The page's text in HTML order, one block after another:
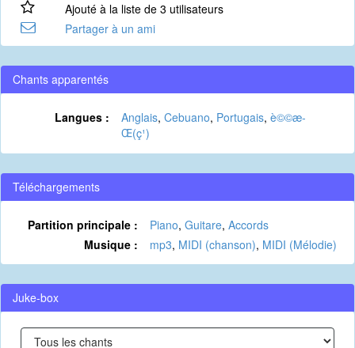
Ajouté à la liste de 3 utilisateurs
Partager à un ami
Chants apparentés
Langues : Anglais, Cebuano, Portugais, è©©æ­
Œ(ç¹)
Téléchargements
Partition principale : Piano, Guitare, Accords
Musique :
mp3, MIDI (chanson), MIDI (Mélodie)
Juke-box